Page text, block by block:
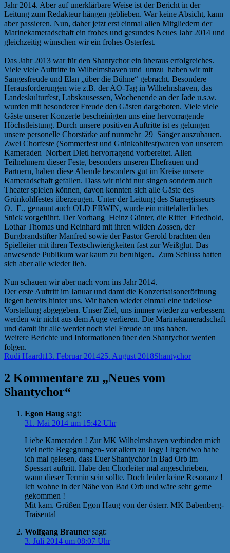
Jahr 2014. Aber auf unerklärbare Weise ist der Bericht in der
Leitung zum Redakteur hängen geblieben. War keine Absicht, kann
aber passieren. Nun, daher jetzt erst einmal allen Mitgliedern der
Marinekameradschaft ein frohes und gesundes Neues Jahr 2014 und
gleichzeitig wünschen wir ein frohes Osterfest.
Das Jahr 2013 war für den Shantychor ein überaus erfolgreiches.
Viele viele Auftritte in Wilhelmshaven und umzu haben wir mit
Sangesfreude und Elan „über die Bühne“ gebracht. Besondere
Herausforderungen wie z.B. der AO-Tag in Wilhelmshaven, das
Landeskulturfest, Labskausessen, Wochenende an der Jade u.s.w.
wurden mit besonderer Freude den Gästen dargeboten. Viele viele
Gäste unserer Konzerte bescheinigten uns eine hervorragende
Höchstleistung. Durch unsere positiven Auftritte ist es gelungen
unsere personelle Chorstärke auf nunmehr 29 Sänger auszubauen.
Zwei Chorfeste (Sommerfest und Grünkohlfest)waren von unserem
Kameraden Norbert Dietl hervorragend vorbereitet. Allen
Teilnehmern dieser Feste, besonders unseren Ehefrauen und
Partnern, haben diese Abende besonders gut im Kreise unsere
Kameradschaft gefallen. Dass wir nicht nur singen sondern auch
Theater spielen können, davon konnten sich alle Gäste des
Grünkohlfestes überzeugen. Unter der Leitung des Starregisseurs
O. E., genannt auch OLD ERWIN, wurde ein mittelalterliches
Stück vorgeführt. Der Vorhang Heinz Günter, die Ritter Friedhold,
Lothar Thomas und Reinhard mit ihren wilden Zossen, der
Burgbrandstifter Manfred sowie der Pastor Gerold brachten den
Spielleiter mit ihren Textschwierigkeiten fast zur Weißglut. Das
anwesende Publikum war kaum zu beruhigen. Zum Schluss hatten
sich aber alle wieder lieb.
Nun schauen wir aber nach vorn ins Jahr 2014.
Der erste Auftritt im Januar und damt die Konzertsaisoneröffnung
liegen bereits hinter uns. Wir haben wieder einmal eine tadellose
Vorstellung abgegeben. Unser Ziel, uns immer wieder zu verbessern
werden wir nicht aus dem Auge verlieren. Die Marinekameradschaft
und damit ihr alle werdet noch viel Freude an uns haben.
Weitere Berichte und Informationen über den Shantychor werden
folgen.
Autor
Rudi HaardtVeröffentlicht
13. Februar 201425. August 2018Kategorien
Shantychor
2 Kommentare zu „Neues vom
Shantychor“
Egon Haug sagt:
31. Mai 2014 um 15:42 Uhr
Liebe Kameraden ! Zur MK Wilhelmshaven verbinden mich
viel nette Begegnungen- vor allem zu Jogy ! Irgendwo habe
ich mal gelesen, dass Euer Shantychor in Bad Orb im
Spessart auftritt. Habe den Chorleiter mal angeschrieben,
wann dieser Termin sein sollte. Doch leider keine Resonanz !
Ich wohne in der Nähe von Bad Orb und wäre sehr gerne
gekommen !
Mit kam. Grüßen Egon Haug von der österr. MK Babenberg-
Traisental
Wolfgang Brauner sagt:
3. Juli 2014 um 08:07 Uhr